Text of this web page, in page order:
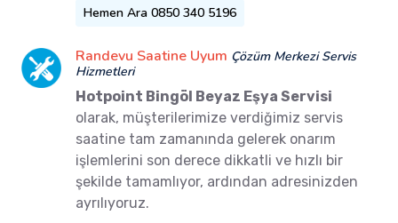
Hemen Ara 0850 340 5196
Randevu Saatine Uyum Çözüm Merkezi Servis
Hizmetleri
Hotpoint Bingöl Beyaz Eşya Servisi
olarak, müşterilerimize verdiğimiz servis
saatine tam zamanında gelerek onarım
işlemlerini son derece dikkatli ve hızlı bir
şekilde tamamlıyor, ardından adresinizden
ayrılıyoruz.